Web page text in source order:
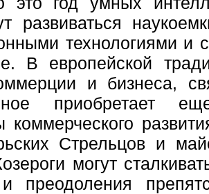
развиваться
технологиями и
В европейской
и бизнеса,
приобретает
коммерческого
Стрельцов и
могут
преодоления